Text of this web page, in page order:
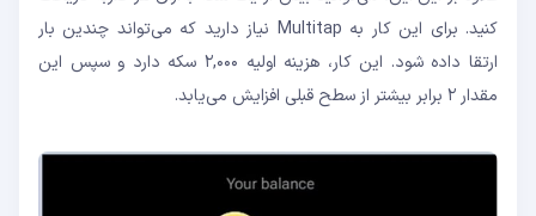
کنید. برای این کار به Multitap نیاز دارید که می‌تواند چندین بار
ارتقا داده شود. این کار، هزینه اولیه ۲,۰۰۰ سکه دارد و سپس این
مقدار ۲ برابر بیشتر از سطح قبلی افزایش می‌یابد.